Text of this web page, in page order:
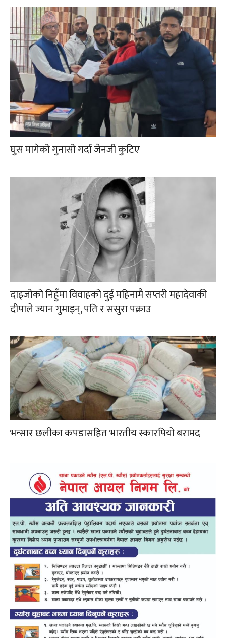
घुस मागेको गुनासो गर्दा जेनजी कुटिए
दाइजोको निहुँमा विवाहको दुई महिनामै सप्तरी महादेवाकी
दीपाले ज्यान गुमाइन्, पति र ससुरा पक्राउ
भन्सार छलीका कपडासहित भारतीय स्कारपियो बरामद